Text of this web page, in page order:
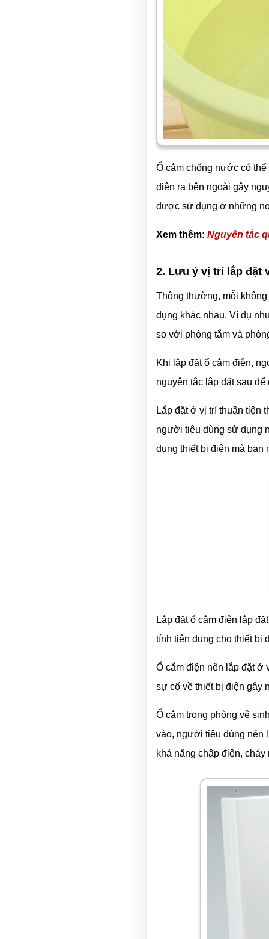
Ổ cắm chống nước có
điện ra bên ngoài gây
được sử dụng ở những
Xem thêm: Nguyên tắc
2. Lưu ý vị trí lắp đặt
Thông thường, mỗi
dụng khác nhau. Ví dụ
so với phòng tắm và
Khi lắp đặt ổ cắm điện,
nguyên tắc lắp đặt sau
Lắp đặt ở vị trí thuận tiện
người tiêu dùng sử dụng
dụng thiết bị điện mà bạn
Lắp đặt ổ cắm điện lắp
tính tiện dụng cho thiết bị
Ổ cắm điện nên lắp đặt ở
sự cố về thiết bị điện gây
Ổ cắm trong phòng vệ
vào, người tiêu dùng nên
khả năng chập điện,